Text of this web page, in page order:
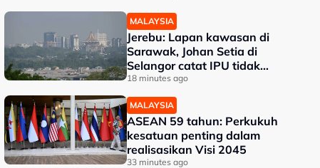
MALAYSIA
Jerebu: Lapan kawasan di
Sarawak, Johan Setia di
Selangor catat IPU tidak
sihat
18 minutes ago
MALAYSIA
ASEAN 59 tahun: Perkukuh
kesatuan penting dalam
realisasikan Visi 2045
33 minutes ago